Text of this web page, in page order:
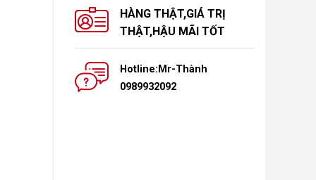
HÀNG THẬT,GIÁ TRỊ
THẬT,HẬU MÃI TỐT
Hotline:Mr-Thành
0989932092